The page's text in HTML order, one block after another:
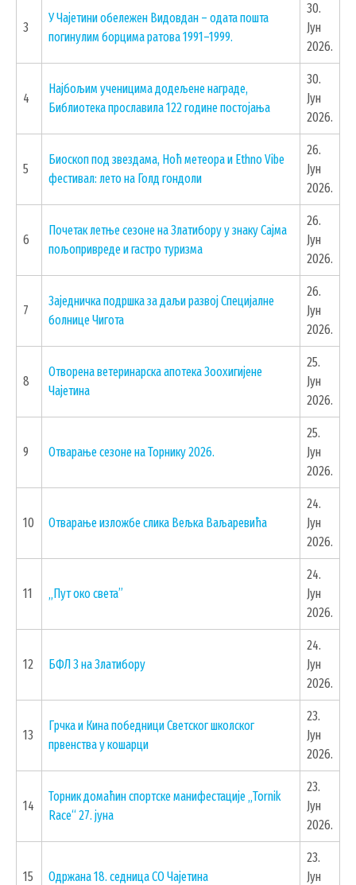
ОПШТИНСКА УПРАВА
ОПШТИНСКО ПРАВОБРАНИЛАШТВО
МЕСНЕ ЗАЈЕДНИЦЕ
ЈАВНА ПРЕДУЗЕЋА
КОМУНАЛНА МИЛИЦИЈА ОПШТИНЕ
ИНТЕРНА РЕВИЗИЈА
УСЛУГЕ
ПОРТАЛ Е-УПРАВА
ПИСАРНИЦА
ВИРТУЕЛНИ МАТИЧАР
КОНКУРСИ, ПОЗИВИ, ОБАВЕШТЕЊА
ПОСТАВИТЕ НАМ ПИТАЊЕ
ДОКУМЕНТА
3
У Чајетини обележен Видовдан – одата пошта
погинулим борцима ратова 1991–1999.
30.
Јун
2026.
4
Најбољим ученицима додељене награде,
Библиотека прославила 122 године постојања
30.
Јун
2026.
5
Биоскоп под звездама, Ноћ метеора и Ethno Vibe
фестивал: лето на Голд гондоли
26.
Јун
2026.
6
Почетак летње сезоне на Златибору у знаку Сајма
пољопривреде и гастро туризма
26.
Јун
2026.
7
Заједничка подршка за даљи развој Специјалне
болнице Чигота
26.
Јун
2026.
8
Отворена ветеринарска апотека Зоохигијене
Чајетина
25.
Јун
2026.
9 Отварање сезоне на Торнику 2026.
25.
Јун
2026.
10 Отварање изложбе слика Вељка Ваљаревића
24.
Јун
2026.
11 „Пут око света”
24.
Јун
2026.
12 БФЛ 3 на Златибору
24.
Јун
2026.
13
Грчка и Кина победници Светског школског
првенства у кошарци
23.
Јун
2026.
14
Торник домаћин спортске манифестације „Tornik
Race“ 27. јуна
23.
Јун
2026.
15 Одржана 18. седница СО Чајетина
23.
Јун